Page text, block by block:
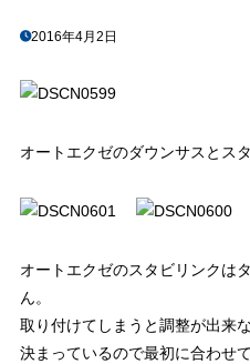
2016年4月2日
オートエクゼのダウンサスとス
オートエクゼのスタビリンクは
ん。
取り付けてしまうと調整が出来
決まっているので最初に合わせ